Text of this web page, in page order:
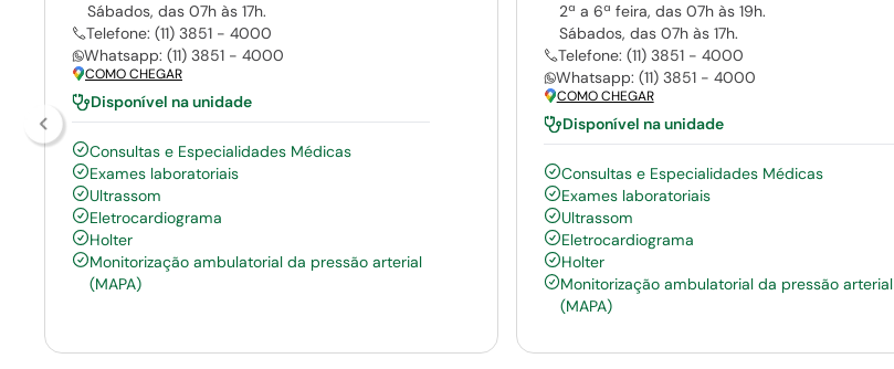
Sábados, das 07h às 17h.
Telefone: (11) 3851 - 4000
Whatsapp: (11) 3851 - 4000
COMO CHEGAR
Disponível na unidade
Consultas e Especialidades Médicas
Exames laboratoriais
Ultrassom
Eletrocardiograma
Holter
Monitorização ambulatorial da pressão arterial
(MAPA)
2ª a 6ª feira, das 07h às 19h.
Sábados, das 07h às 17h.
Telefone: (11) 3851 - 4000
Whatsapp: (11) 3851 - 4000
COMO CHEGAR
Disponível na unidade
Consultas e Especialidades Médicas
Exames laboratoriais
Ultrassom
Eletrocardiograma
Holter
Monitorização ambulatorial da pressão arterial
(MAPA)